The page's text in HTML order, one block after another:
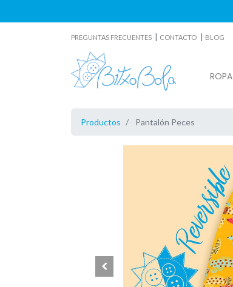
PREGUNTAS FRECUENTES | CONTACTO | BLOG
ROPA
Productos Pantalón Peces